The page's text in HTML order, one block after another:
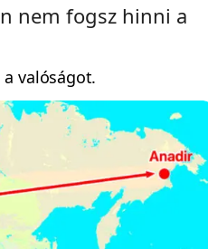
nem fogsz hinni a
valóságot.